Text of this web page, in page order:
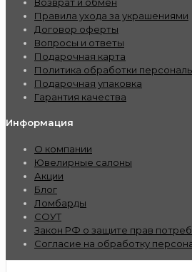
Правила ухода за украшениями
Договор оферты
Вопросы и ответы
Подарочная карта
Политика обработки
Подарочная упаковка
Гарантия качества
Информация
О компании
Ювелирные салоны
Акции
Блог
Ломбарды
СОУТ
Закон РФ о защите прав
Согласие на обработку